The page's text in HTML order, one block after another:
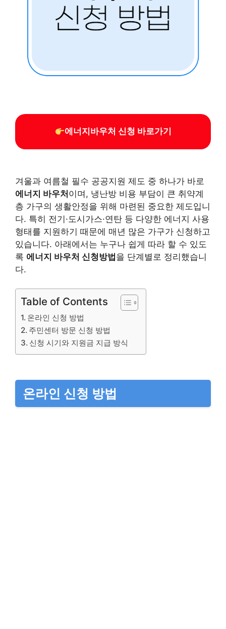
에너지바우처 신청 바로가기
겨울과 여름철 필수 공공지원 제도 중 하나가 바로
에너지 바우처이며, 냉난방 비용 부담이 큰 취약계
층 가구의 생활안정을 위해 마련된 중요한 제도입니
다. 특히 전기·도시가스·연탄 등 다양한 에너지 사용
형태를 지원하기 때문에 매년 많은 가구가 신청하고
있습니다. 아래에서는 누구나 쉽게 따라 할 수 있도
록 에너지 바우처 신청방법을 단계별로 정리했습니
다.
Table of Contents
온라인 신청 방법
주민센터 방문 신청 방법
신청 시기와 지원금 지급 방식
온라인 신청 방법